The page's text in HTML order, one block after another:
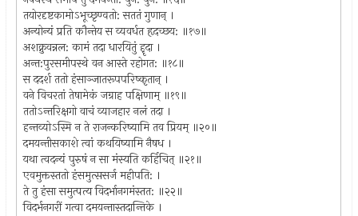
तयोरदृष्टकामो‍ऽभूच्छृण्वतो: सततं गुणान् ।
अन्योन्यं प्रति कौन्तेय स व्यवर्धत हृदच्छय: ॥१७॥
अशक्नुवन्नल: कामं तदा धारयितुं हॄदा ।
अन्त:पुरसमीपस्थे वन आस्ते रहोगत: ॥१८॥
स ददर्श ततो हंसाञ्जातरूपपरिष्कृतान् ।
वने विचरतां तेषामेकं जग्राह पक्षिणाम् ॥१९॥
ततोऽन्तरिक्षगो वाचं व्याजहार नलं तदा ।
हन्तव्योऽस्मि न ते राजन्करिष्यामि तव प्रियम् ॥२०॥
दमयन्तीसकाशे त्वां कथयिष्यामि नैषध ।
यथा त्वदन्यं पुरुषं न सा मंस्यति कर्हिचित् ॥२१॥
एवमुक्तस्ततो हंसमुत्ससर्ज महीपति: ।
ते तु हंसा समुत्पत्य विदर्भानगमंस्तत: ॥२२॥
विदर्भनगरीं गत्वा दमयन्तास्तदान्तिके ।